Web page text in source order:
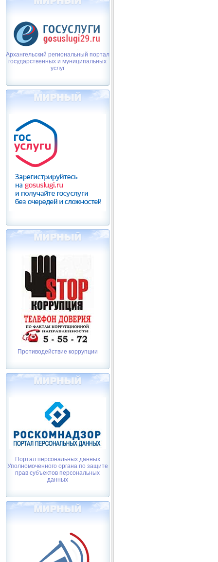
Архангельский региональный портал
государственных и муниципальных
услуг
Противодействие коррупции
Портал персональных данных
Уполномоченного органа по защите
прав субъектов персональных
данных